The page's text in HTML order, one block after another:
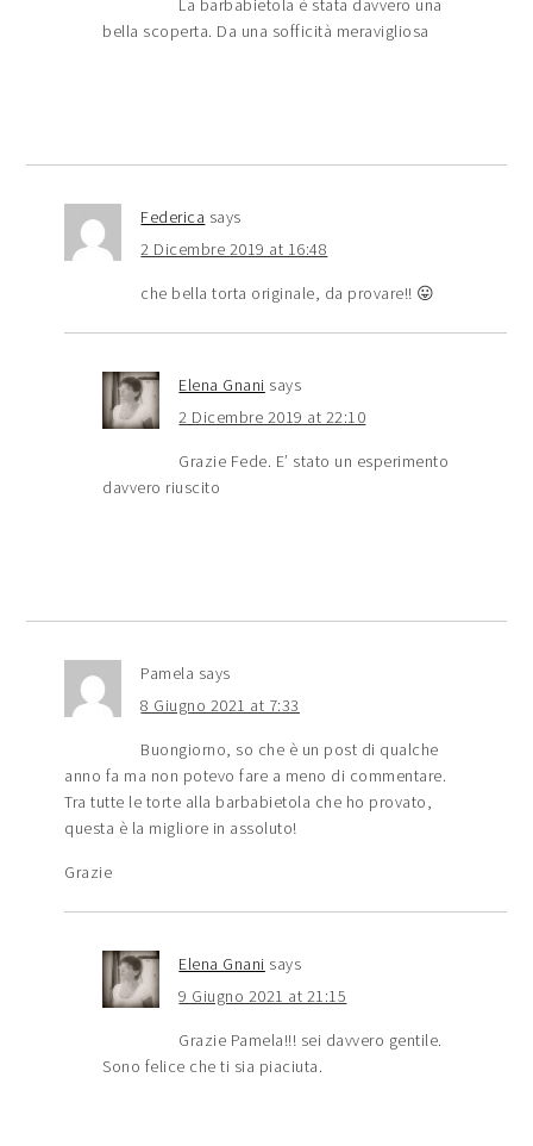
La barbabietola è stata davvero una
bella scoperta. Da una sofficità meravigliosa
Federica says
2 Dicembre 2019 at 16:48
che bella torta originale, da provare!! 😛
Elena Gnani says
2 Dicembre 2019 at 22:10
Grazie Fede. E’ stato un esperimento
davvero riuscito
Pamela says
8 Giugno 2021 at 7:33
Buongiorno, so che è un post di qualche
anno fa ma non potevo fare a meno di commentare.
Tra tutte le torte alla barbabietola che ho provato,
questa è la migliore in assoluto!
Grazie
Elena Gnani says
9 Giugno 2021 at 21:15
Grazie Pamela!!! sei davvero gentile.
Sono felice che ti sia piaciuta.